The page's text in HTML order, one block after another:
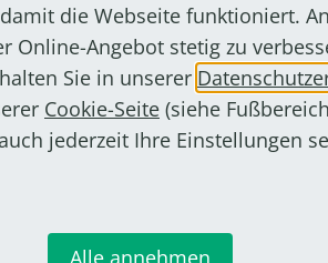
Die Geschäftsstelle der VHS
der VHS für Herbst/
oder Vorträge zu Politik und
August 2021.
spannende Kurse zu
die Webseite funktioniert.
Online-Angebot stetig zu
Sie in unserer
Cookie-Seite (siehe
jederzeit Ihre Einstellungen
Alle annehmen